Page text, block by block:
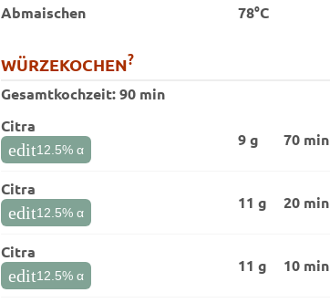
Abmaischen
78°C
WÜRZEKOCHEN?
Gesamtkochzeit:90 min
Citra
edit12.5% α
9 g 70 min
Citra
edit12.5% α
11 g 20 min
Citra
edit12.5% α
11 g 10 min